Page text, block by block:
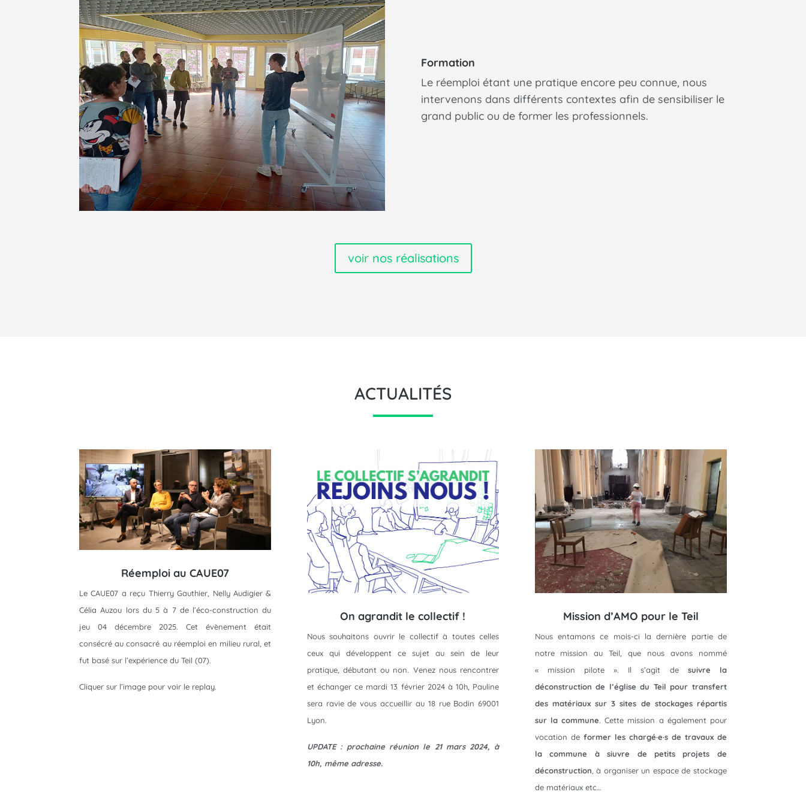
Formation
Le réemploi étant une pratique encore peu connue, nous
intervenons dans différents contextes afin de sensibiliser le
grand public ou de former les professionnels.
voir nos réalisations
ACTUALITÉS
Réemploi au CAUE07
Le CAUE07 a reçu Thierry Gauthier, Nelly Audigier &
Célia Auzou lors du 5 à 7 de l’éco-construction du
jeu 04 décembre 2025. Cet évènement était
consécré au consacré au réemploi en milieu rural, et
fut basé sur l’expérience du Teil (07).
Cliquer sur l’image pour voir le replay.
On agrandit le collectif !
Nous souhaitons ouvrir le collectif à toutes celles
ceux qui développent ce sujet au sein de leur
pratique, débutant ou non. Venez nous rencontrer
et échanger ce mardi 13 février 2024 à 10h, Pauline
sera ravie de vous accueillir au 18 rue Bodin 69001
Lyon.
UPDATE : prochaine réunion le 21 mars 2024, à
10h, même adresse.
Mission d’AMO pour le Teil
Nous entamons ce mois-ci la dernière partie de
notre mission au Teil, que nous avons nommé
« mission pilote ». Il s’agit de suivre la
déconstruction de l’église du Teil pour transfert
des matériaux sur 3 sites de stockages répartis
sur la commune. Cette mission a également pour
vocation de former les chargé·e·s de travaux de
la commune à siuvre de petits projets de
déconstruction , à organiser un espace de stockage
de matériaux etc…